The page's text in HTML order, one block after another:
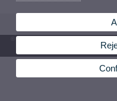
© 2026 UV. - Av. Blasco Ibáñez, 13.